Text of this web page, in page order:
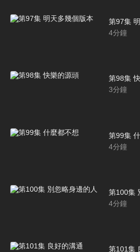
第97集
4分鐘
第98集
3分鐘
第99集
4分鐘
第100集
4分鐘
第101集